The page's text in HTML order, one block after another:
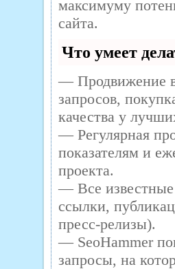
максимуму
сайта.
Что умеет
— Продвижение в
запросов,
качества у
— Регулярная
показателям и
проекта.
— Все
ссылки,
пресс-релизы).
— SeoHammer
запросы, на